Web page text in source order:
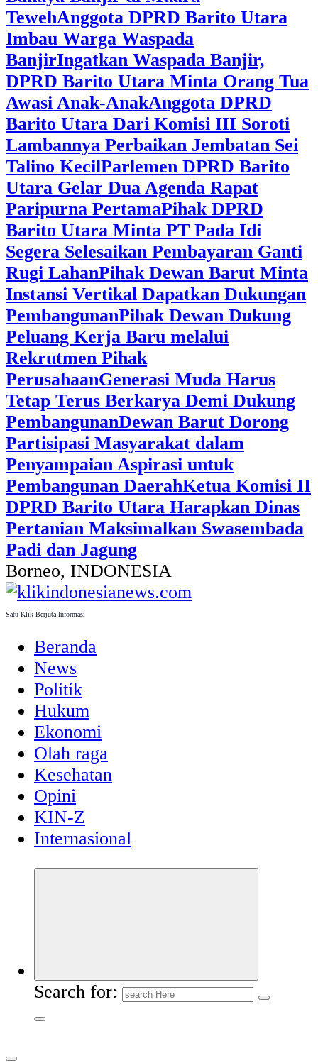
TewehAnggota DPRD Barito Utara
Imbau Warga Waspada
BanjirIngatkan Waspada Banjir,
DPRD Barito Utara Minta Orang Tua
Awasi Anak-AnakAnggota DPRD
Barito Utara Dari Komisi III Soroti
Lambannya Perbaikan Jembatan Sei
Talino KecilParlemen DPRD Barito
Utara Gelar Dua Agenda Rapat
Paripurna PertamaPihak DPRD
Barito Utara Minta PT Pada Idi
Segera Selesaikan Pembayaran Ganti
Rugi LahanPihak Dewan Barut Minta
Instansi Vertikal Dapatkan Dukungan
PembangunanPihak Dewan Dukung
Peluang Kerja Baru melalui
Rekrutmen Pihak
PerusahaanGenerasi Muda Harus
Tetap Terus Berkarya Demi Dukung
PembangunanDewan Barut Dorong
Partisipasi Masyarakat dalam
Penyampaian Aspirasi untuk
Pembangunan DaerahKetua Komisi II
DPRD Barito Utara Harapkan Dinas
Pertanian Maksimalkan Swasembada
Padi dan Jagung
Borneo, INDONESIA
Satu Klik Berjuta Informasi
Beranda
News
Politik
Hukum
Ekonomi
Olah raga
Kesehatan
Opini
KIN-Z
Internasional
Search for: